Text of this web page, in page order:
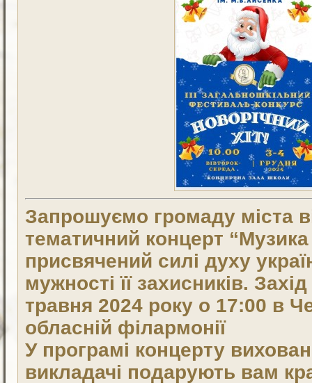
Запрошуємо громаду міста
тематичний концерт “Музика
присвячений силі духу
мужності її захисників.
травня 2024 року о 17:00 в
обласній філармонії
У програмі концерту
викладачі подарують вам